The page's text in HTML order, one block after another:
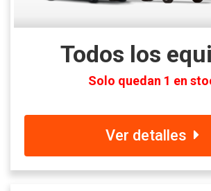
Todos los
Solo quedan 1 en
Ver detalles